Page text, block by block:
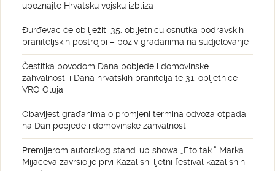
upoznajte Hrvatsku vojsku izbliza
Đurđevac će obilježiti 35. obljetnicu osnutka podravskih
braniteljskih postrojbi – poziv građanima na sudjelovanje
Čestitka povodom Dana pobjede i domovinske
zahvalnosti i Dana hrvatskih branitelja te 31. obljetnice
VRO Oluja
Obavijest građanima o promjeni termina odvoza otpada
na Dan pobjede i domovinske zahvalnosti
Premijerom autorskog stand-up showa „Eto tak.” Marka
Mijaceva završio je prvi Kazališni ljetni festival kazališnih